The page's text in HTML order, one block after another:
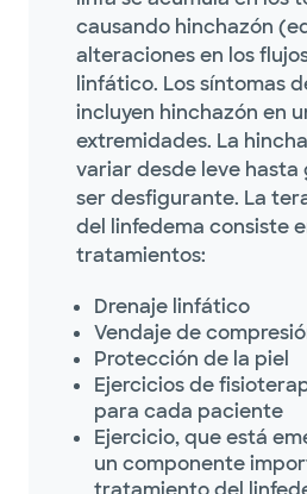
causando hinchazón
alteraciones en los
linfático. Los síntomas
incluyen hinchazón en
extremidades. La
variar desde leve hasta
ser desfigurante. La
del linfedema consiste
tratamientos:
Drenaje linfático
Vendaje de
Protección de la piel
Ejercicios de
para cada paciente
Ejercicio, que está
un componente